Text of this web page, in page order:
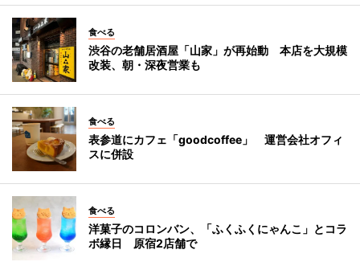
食べる
渋谷の老舗居酒屋「山家」が再始動 本店を大規模
改装、朝・深夜営業も
食べる
表参道にカフェ「goodcoffee」 運営会社オフィ
スに併設
食べる
洋菓子のコロンバン、「ふくふくにゃんこ」とコラ
ボ縁日 原宿2店舗で